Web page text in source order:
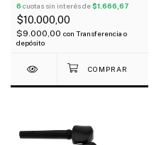
6 cuotas sin interés de$1.666,67
$10.000,00
$9.000,00 con Transferencia o
depósito